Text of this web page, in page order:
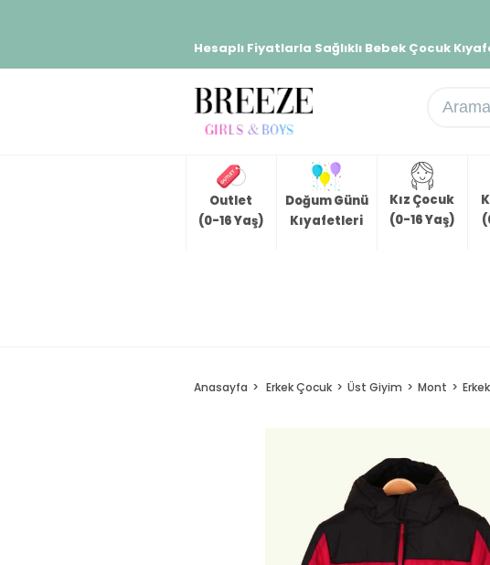
Hesaplı Fiyatlarla Sağlıklı Bebek Çocuk
Outlet
(0-16 Yaş)
Doğum Günü
Kıyafetleri
Kız Çocuk
(0-16 Yaş)
Anasayfa Erkek Çocuk Üst Giyim Mont